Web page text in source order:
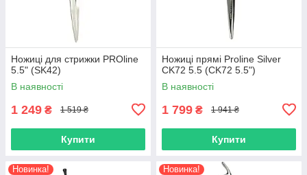
Ножиці для стрижки PROline
5.5" (SK42)
В наявності
1 249 ₴ 1 519 ₴
Купити
Ножиці прямі Proline Silver
CK72 5.5 (CK72 5.5")
В наявності
1 799 ₴ 1 941 ₴
Купити
Новинка! Новинка!